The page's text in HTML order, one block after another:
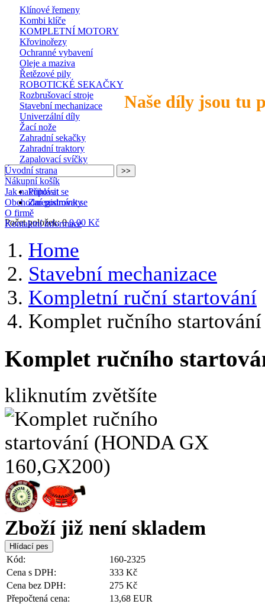
Naše díly jsou tu
Klínové řemeny
Kombi klíče
KOMPLETNÍ MOTORY
Křovinořezy
Ochranné vybavení
Oleje a maziva
Řetězové pily
ROBOTICKÉ SEKAČKY
Rozbrušovací stroje
Stavební mechanizace
Univerzální díly
Žací nože
Zahradní sekačky
Zahradní traktory
Zapalovací svíčky
Přihlásit se
Zaregistrovat se
Počet položek: 0 0,00 Kč
Úvodní strana
Nákupní košík
Jak nakupovat
Obchodní podmínky
O firmě
Kontaktní informace
Home
Stavební mechanizace
Kompletní ruční startování
Komplet ručního
Komplet ručního
kliknutím zvětšíte
Zboží již není skladem
Kód:
160-2325
Cena s DPH:
333 Kč
Cena bez DPH:
275 Kč
Přepočtená cena:
13,68 EUR